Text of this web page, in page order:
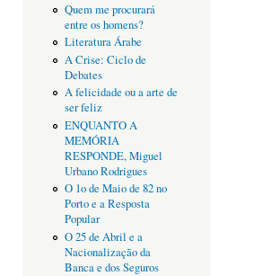
Quem me procurará
entre os homens?
Literatura Árabe
A Crise: Ciclo de
Debates
A felicidade ou a arte de
ser feliz
ENQUANTO A
MEMÓRIA
RESPONDE, Miguel
Urbano Rodrigues
O 1o de Maio de 82 no
Porto e a Resposta
Popular
O 25 de Abril e a
Nacionalização da
Banca e dos Seguros